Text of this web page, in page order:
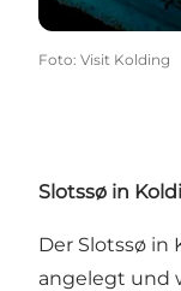
Foto: Visit Kolding
Slotssø in
Der Slotssø in
angelegt und